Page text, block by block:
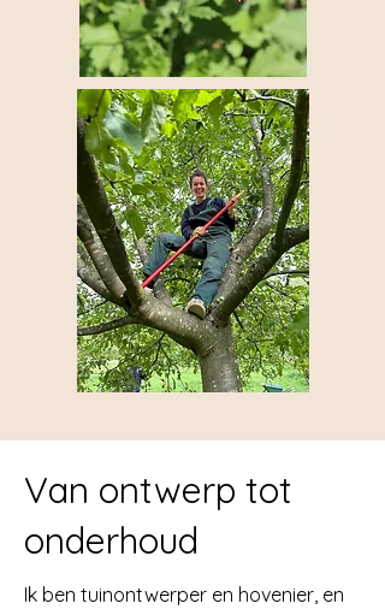
Van ontwerp tot
onderhoud
​Ik ben tuinontwerper en hovenier, en